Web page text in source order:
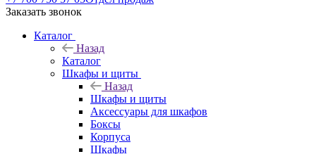
Заказать звонок
Каталог
Назад
Каталог
Шкафы и щиты
Назад
Шкафы и щиты
Аксессуары для шкафов
Боксы
Корпуса
Шкафы